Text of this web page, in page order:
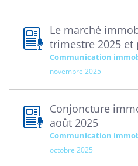
Le marché
trimestre 2025 et
Communication
novembre 2025
Conjoncture
août 2025
Communication
octobre 2025